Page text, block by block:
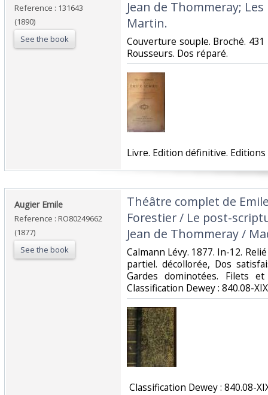
Reference : 131643
(1890)
See the book
Jean de Thommeray;
Martin.‎
‎Couverture souple. Broché.
Rousseurs. Dos réparé.‎
‎Livre. Edition définitive. Editions
‎Augier Emile‎
Reference : RO80249662
(1877)
See the book
‎Théâtre complet de
Forestier / Le post-
Jean de Thommeray /
‎Calmann Lévy. 1877. In-12.
partiel. décollorée, Dos
Gardes dominotées. Filets
Classification Dewey : 840.08-
Classification Dewey : 840.08-